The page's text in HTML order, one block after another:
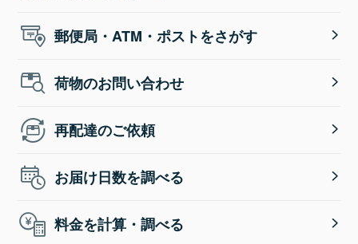
郵便局・ATM・ポストをさがす
荷物のお問い合わせ
再配達のご依頼
お届け日数を調べる
料金を計算・調べる